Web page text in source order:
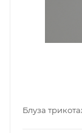
Блуза